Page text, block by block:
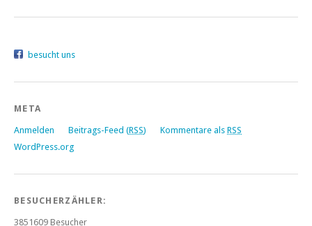
besucht uns
META
Anmelden Beitrags-Feed (RSS) Kommentare als RSS
WordPress.org
BESUCHERZÄHLER:
3851609 Besucher